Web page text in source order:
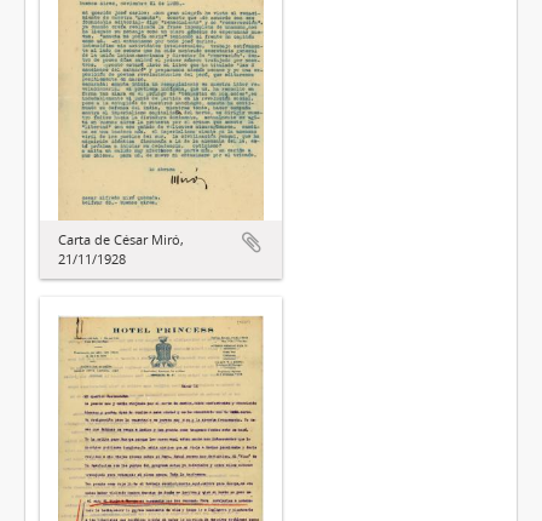
Carta de César Miró,
21/11/1928